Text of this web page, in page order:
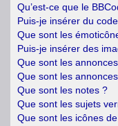
Qu’est-ce que le
Puis-je insérer du
Que sont les
Puis-je insérer des
Que sont les
Que sont les
Que sont les notes ?
Que sont les sujets
Que sont les icônes